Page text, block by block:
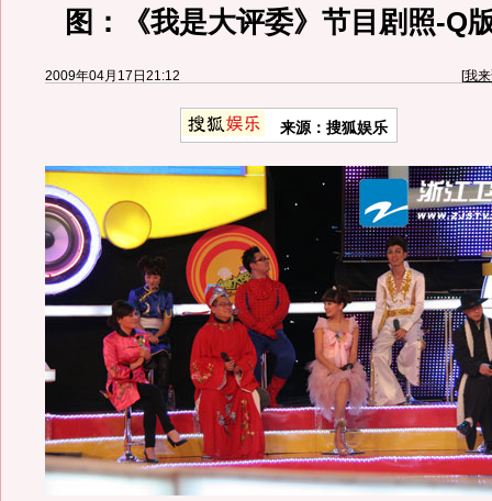
图：《我是大评委》节目剧照-Q
2009年04月17日21:12 [我
来源： 搜狐娱乐